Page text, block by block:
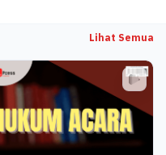
Lihat Semua